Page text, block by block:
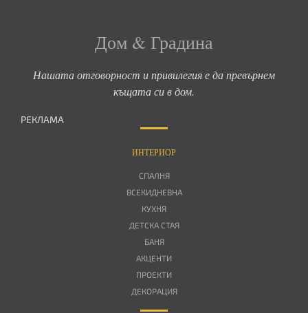
Дом & Градина
Нашата отговорност и привилегия е да превърнем
къщата си в дом.
РЕКЛАМА
ИНТЕРИОР
СПАЛНЯ
ВСЕКИДНЕВНА
КУХНЯ
ДЕТСКА СТАЯ
БАНЯ
АКЦЕНТИ
ПРОЕКТИ
ДЕКОРАЦИЯ